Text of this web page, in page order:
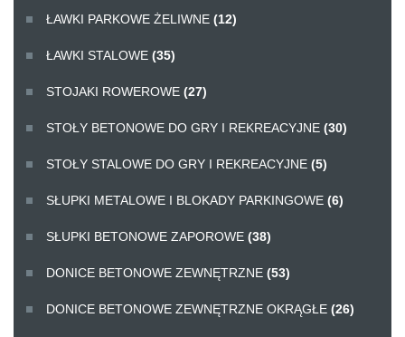
ŁAWKI PARKOWE ŻELIWNE (12)
ŁAWKI STALOWE (35)
STOJAKI ROWEROWE (27)
STOŁY BETONOWE DO GRY I REKREACYJNE (30)
STOŁY STALOWE DO GRY I REKREACYJNE (5)
SŁUPKI METALOWE I BLOKADY PARKINGOWE (6)
SŁUPKI BETONOWE ZAPOROWE (38)
DONICE BETONOWE ZEWNĘTRZNE (53)
DONICE BETONOWE ZEWNĘTRZNE OKRĄGŁE (26)